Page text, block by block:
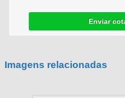
Enviar
Imagens relacionadas